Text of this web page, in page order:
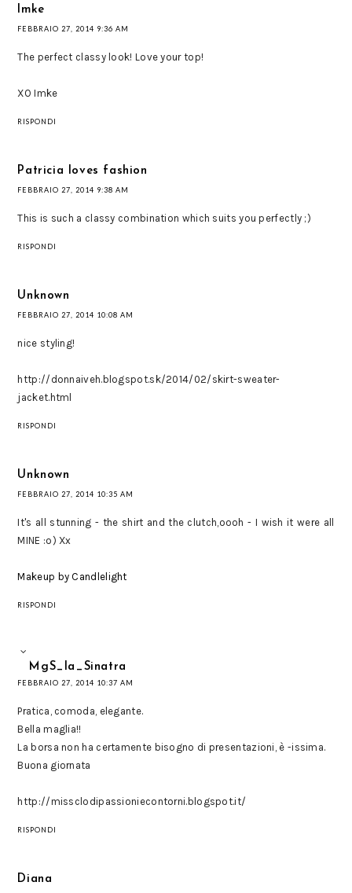
Imke
FEBBRAIO 27, 2014 9:36 AM
The perfect classy look! Love your top!
XO Imke
RISPONDI
Patricia loves fashion
FEBBRAIO 27, 2014 9:38 AM
This is such a classy combination which suits you perfectly ;)
RISPONDI
Unknown
FEBBRAIO 27, 2014 10:08 AM
nice styling!
http://donnaiveh.blogspot.sk/2014/02/skirt-sweater-
jacket.html
RISPONDI
Unknown
FEBBRAIO 27, 2014 10:35 AM
It's all stunning - the shirt and the clutch,oooh - I wish it were all
MINE :o) Xx
Makeup by Candlelight
RISPONDI
MgS_la_Sinatra
FEBBRAIO 27, 2014 10:37 AM
Pratica, comoda, elegante.
Bella maglia!!
La borsa non ha certamente bisogno di presentazioni, è -issima.
Buona giornata
http://missclodipassioniecontorni.blogspot.it/
RISPONDI
Diana